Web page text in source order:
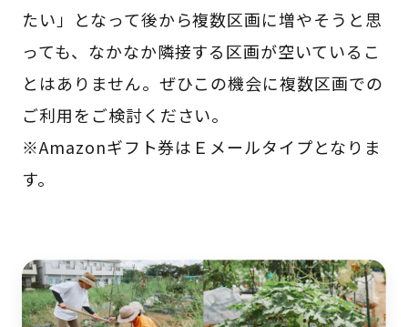
たい」となって後から複数区画に増やそうと思
っても、なかなか隣接する区画が空いているこ
とはありません。ぜひこの機会に複数区画での
ご利用をご検討ください。
※Amazonギフト券はＥメールタイプとなりま
す。